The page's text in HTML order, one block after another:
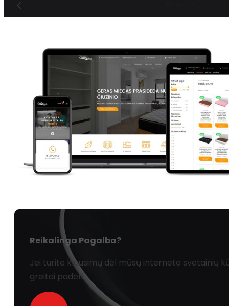
Reikalinga Pagalba?
Jei turite klausimų dėl mūsų interneto svetainių
greitai padėti.